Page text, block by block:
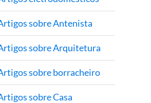
sobre Antenista
sobre Arquitetura
sobre borracheiro
sobre Casa